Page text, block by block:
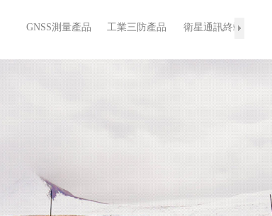
GNSS測量產品 工業三防產品 衛星通訊終端